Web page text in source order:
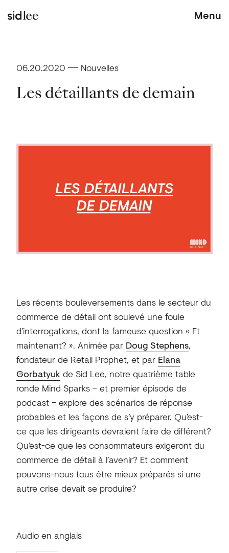
Menu
06.20.2020 Nouvelles
Les détaillants de demain
Les récents bouleversements dans le secteur du
commerce de détail ont soulevé une foule
d’interrogations, dont la fameuse question « Et
maintenant? ». Animée par Doug Stephens,
fondateur de Retail Prophet, et par Elana
Gorbatyuk de Sid Lee, notre quatrième table
ronde Mind Sparks – et premier épisode de
podcast – explore des scénarios de réponse
probables et les façons de s’y préparer. Qu’est-
ce que les dirigeants devraient faire de différent?
Qu’est-ce que les consommateurs exigeront du
commerce de détail à l’avenir? Et comment
pouvons-nous tous être mieux préparés si une
autre crise devait se produire?
Audio en anglais